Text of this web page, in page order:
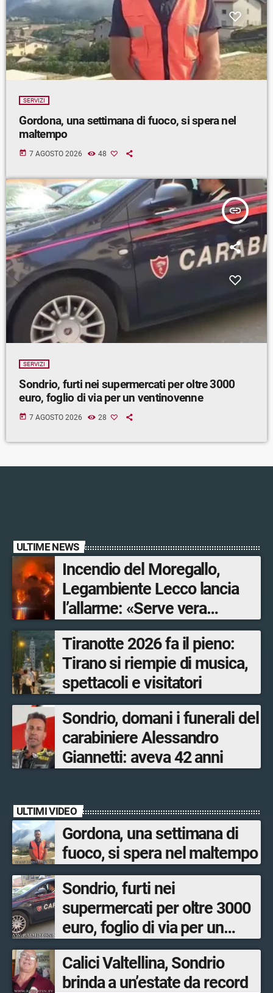
SERVIZI
Gordona, una settimana di fuoco, si spera nel
maltempo
today 7 AGOSTO 2026 48
insert_link
SERVIZI
Sondrio, furti nei supermercati per oltre 3000
euro, foglio di via per un ventinovenne
today 7 AGOSTO 2026 28
ULTIME NEWS
Incendio del Moregallo,
Legambiente Lecco lancia
l’allarme: «Serve vera
prevenzione»
Tiranotte 2026 fa il pieno:
Tirano si riempie di musica,
spettacoli e visitatori
Sondrio, domani i funerali del
carabiniere Alessandro
Giannetti: aveva 42 anni
ULTIMI VIDEO
Gordona, una settimana di
fuoco, si spera nel maltempo
Sondrio, furti nei
supermercati per oltre 3000
euro, foglio di via per un
ventinovenne
Calici Valtellina, Sondrio
brinda a un’estate da record